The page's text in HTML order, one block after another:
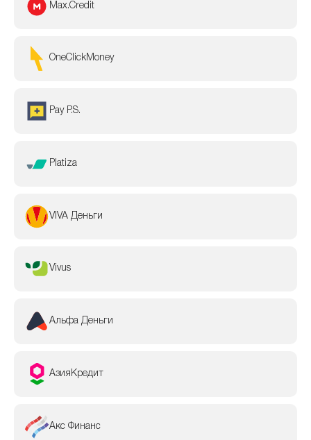
Max.Credit
OneClickMoney
Pay P.S.
Platiza
VIVA Деньги
Vivus
Альфа Деньги
АзияКредит
Акс Финанс